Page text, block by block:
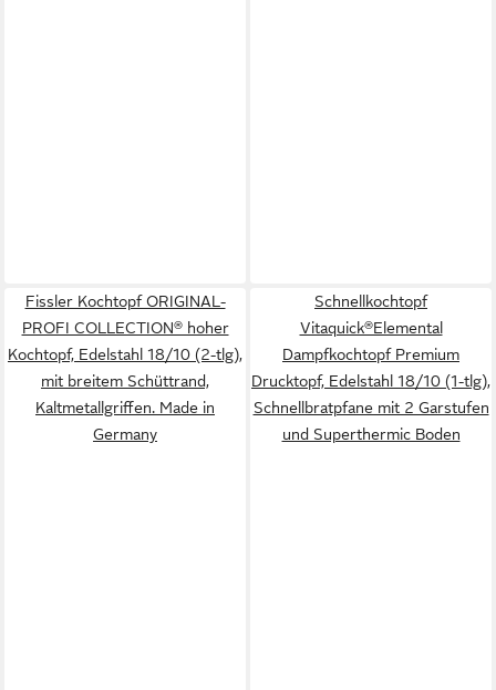
Fissler Kochtopf ORIGINAL-
PROFI COLLECTION® hoher
Kochtopf, Edelstahl 18/10 (2-tlg),
mit breitem Schüttrand,
Kaltmetallgriffen. Made in
Germany
Schnellkochtopf
Vitaquick®Elemental
Dampfkochtopf Premium
Drucktopf, Edelstahl 18/10 (1-tlg),
Schnellbratpfane mit 2 Garstufen
und Superthermic Boden